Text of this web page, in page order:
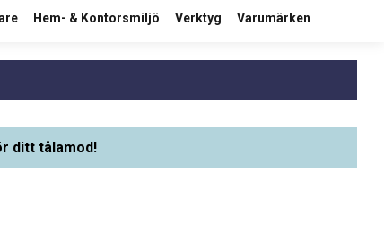
Hem- & Kontorsmiljö Verktyg Varumärken
ditt tålamod!